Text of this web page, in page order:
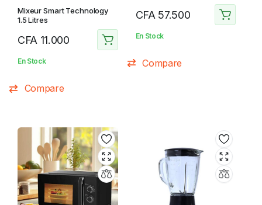
Mixeur Smart Technology
1.5 Litres
CFA 11.000
En Stock
Compare
CFA 57.500
En Stock
Compare